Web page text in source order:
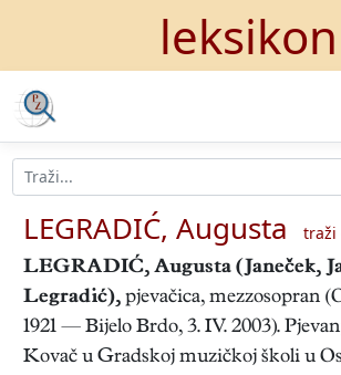
leksikon
LEGRADIĆ, Augusta
traži
LEGRADIĆ, Augusta (Janeček,
Legradić), pjevačica, mezzosopran
1921 — Bijelo Brdo, 3. IV. 2003).
Kovač u Gradskoj muzičkoj školi u